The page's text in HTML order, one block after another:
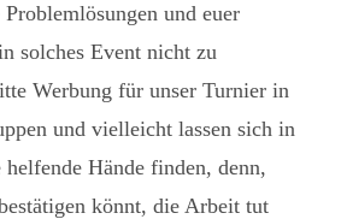
und euer
solches Event nicht zu
Werbung für unser Turnier in
und vielleicht lassen sich in
Hände finden, denn,
könnt, die Arbeit tut